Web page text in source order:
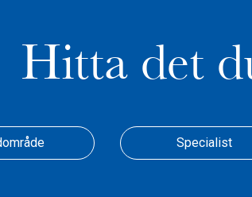
Hitta det
Specialist